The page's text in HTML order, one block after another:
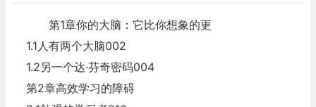
第1章你的大脑：它比你想象的更
1.1人有两个大脑002
1.2另一个达·芬奇密码004
第2章高效学习的障碍